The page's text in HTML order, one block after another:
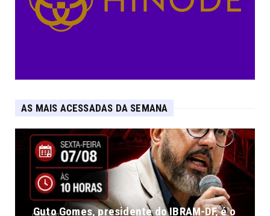
AS MAIS ACESSADAS DA SEMANA
Guto Gomes, presidente do IBRAM-DF, é o